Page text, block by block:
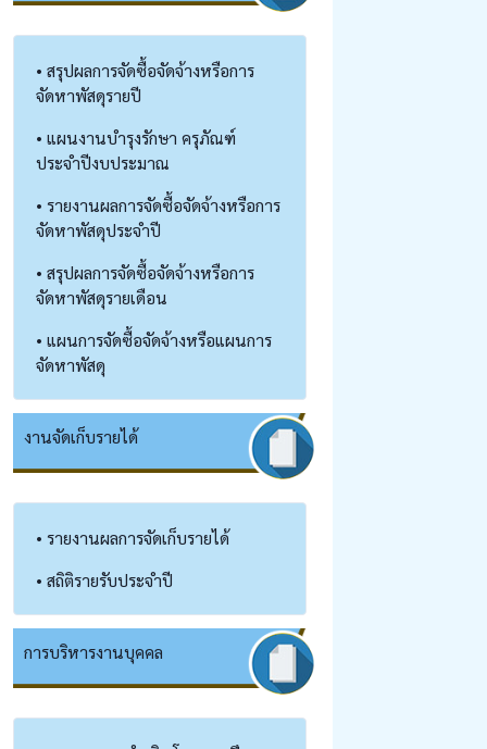
• สรุปผลการจัดซื้อจัดจ้างหรือการ
จัดหาพัสดุรายปี
• แผนงานบำรุงรักษา ครุภัณฑ์
ประจำปีงบประมาณ
• รายงานผลการจัดซื้อจัดจ้างหรือการ
จัดหาพัสดุประจำปี
• สรุปผลการจัดซื้อจัดจ้างหรือการ
จัดหาพัสดุรายเดือน
• แผนการจัดซื้อจัดจ้างหรือแผนการ
จัดหาพัสดุ
งานจัดเก็บรายได้
• รายงานผลการจัดเก็บรายได้
• สถิติรายรับประจำปี
การบริหารงานบุคคล